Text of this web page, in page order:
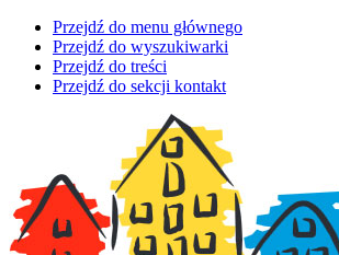
Przejdź do menu głównego
Przejdź do wyszukiwarki
Przejdź do treści
Przejdź do sekcji kontakt